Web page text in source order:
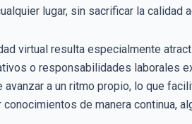
lugar, sin sacrificar la calidad
virtual resulta especialmente
o responsabilidades laborales
a un ritmo propio, lo que
de manera continua,